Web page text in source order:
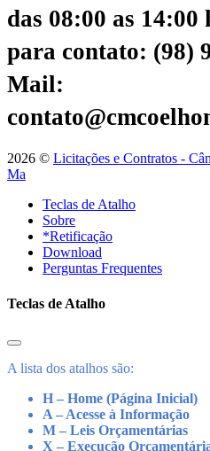
das 08:00 as 14:00
para contato: (98)
Mail:
2026 © Licitações e Contratos -
Ma
Teclas de Atalho
Sobre
*Retificação
Download
Perguntas Frequentes
Teclas de Atalho
A lista dos atalhos são:
H – Home (Página Inicial)
A – Acesse à Informação
M – Leis Orçamentárias
X – Execução